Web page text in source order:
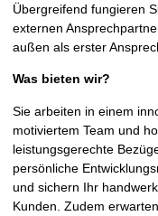
Übergreifend fungieren
externen
außen als erster
Was bieten wir?
Sie arbeiten in einem
motiviertem Team und
leistungsgerechte
persönliche
und sichern Ihr
Kunden. Zudem